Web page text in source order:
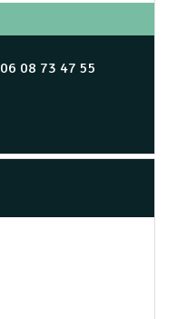
06 08 73 47 55